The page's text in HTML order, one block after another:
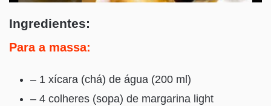
Ingredientes:
Para a massa:
– 1 xícara (chá) de água (200 ml)
– 4 colheres (sopa) de margarina light